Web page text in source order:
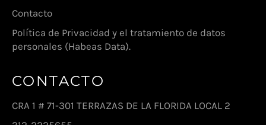
Contacto
Política de Privacidad y el tratamiento de datos
personales (Habeas Data).
CONTACTO
CRA 1 # 71-301 TERRAZAS DE LA FLORIDA LOCAL 2